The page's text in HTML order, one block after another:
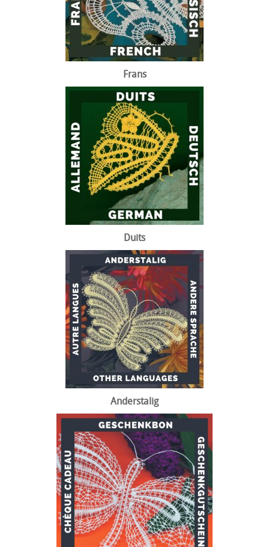
Frans
Duits
Anderstalig